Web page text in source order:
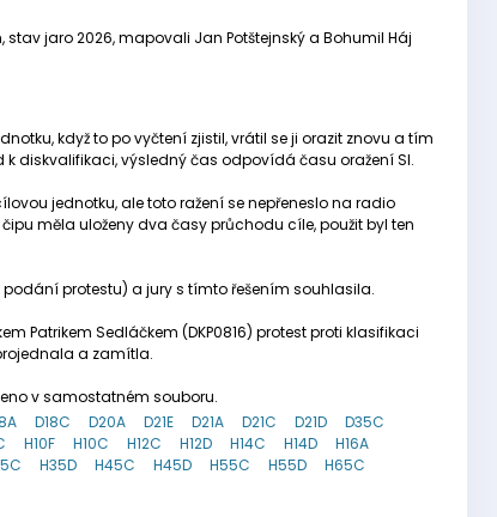
stav jaro 2026, mapovali Jan Potštejnský a Bohumil Háj
když to po vyčtení zjistil, vrátil se ji orazit znovu a tím
diskvalifikaci, výsledný čas odpovídá času oražení SI.
jednotku, ale toto ražení se nepřeneslo na radio
měla uloženy dva časy průchodu cíle, použit byl ten
protestu) a jury s tímto řešením souhlasila.
Patrikem Sedláčkem (DKP0816) protest proti klasifikaci
a zamítla.
v samostatném souboru.
D18C D20A D21E D21A D21C D21D
D35C
H10F H10C H12C H12D H14C H14D
H16A
H35D H45C H45D H55C H55D
H65C